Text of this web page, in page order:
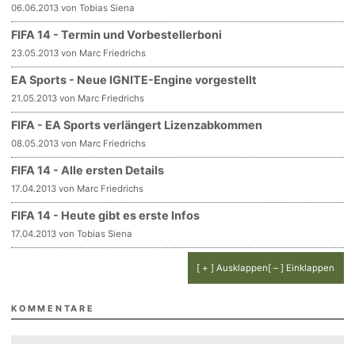
06.06.2013 von Tobias Siena
FIFA 14 - Termin und Vorbestellerboni
23.05.2013 von Marc Friedrichs
EA Sports - Neue IGNITE-Engine vorgestellt
21.05.2013 von Marc Friedrichs
FIFA - EA Sports verlängert Lizenzabkommen
08.05.2013 von Marc Friedrichs
FIFA 14 - Alle ersten Details
17.04.2013 von Marc Friedrichs
FIFA 14 - Heute gibt es erste Infos
17.04.2013 von Tobias Siena
[ + ] Ausklappen[ – ] Einklappen
KOMMENTARE